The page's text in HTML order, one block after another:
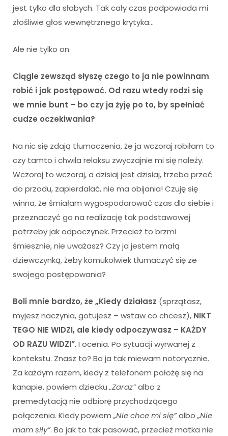
jest tylko dla słabych. Tak cały czas podpowiada mi
złośliwie głos wewnętrznego krytyka…
Ale nie tylko on.
Ciągle zewsząd słyszę czego to ja nie powinnam
robić i jak postępować. Od razu wtedy rodzi się
we mnie bunt – bo czy ja żyję po to, by spełniać
cudze oczekiwania?
Na nic się zdają tłumaczenia, że ja wczoraj robiłam to
czy tamto i chwila relaksu zwyczajnie mi się należy.
Wczoraj to wczoraj, a dzisiaj jest dzisiaj, trzeba przeć
do przodu, zapierdalać, nie ma obijania! Czuję się
winna, że śmiałam wygospodarować czas dla siebie i
przeznaczyć go na realizację tak podstawowej
potrzeby jak odpoczynek. Przecież to brzmi
śmiesznie, nie uważasz? Czy ja jestem małą
dziewczynką, żeby komukolwiek tłumaczyć się ze
swojego postępowania?
Boli mnie bardzo, że „Kiedy działasz (sprzątasz,
myjesz naczynia, gotujesz – wstaw co chcesz), NIKT
TEGO NIE WIDZI, ale kiedy odpoczywasz – KAŻDY
OD RAZU WIDZI”. I ocenia. Po sytuacji wyrwanej z
kontekstu. Znasz to? Bo ja tak miewam notorycznie.
Za każdym razem, kiedy z telefonem położę się na
kanapie, powiem dziecku„Zaraz”albo z
premedytacją nie odbiorę przychodzącego
połączenia. Kiedy powiem„Nie chce mi się”albo„Nie
mam siły”. Bo jak to tak pasować, przecież matka nie